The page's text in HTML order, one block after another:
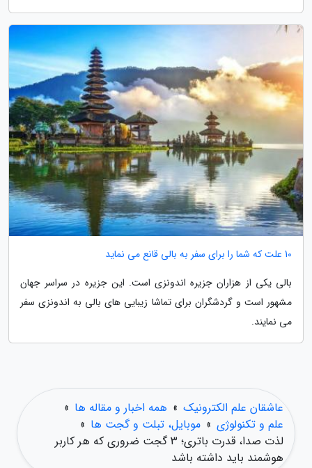
10 علت که شما را برای سفر به بالی قانع می نماید
بالی یکی از هزاران جزیره اندونزی است. این جزیره در سراسر جهان
مشهور است و گردشگران برای تماشا زیبایی های بالی به اندونزی سفر
می نمایند.
عاشقان علم الکترونیک » همه اخبار و مقاله ها »
علم و تکنولوژی » موبایل، تبلت و گجت ها »
لذت صدا، قدرت باتری؛ 3 گجت ضروری که هر کاربر
هوشمند باید داشته باشد